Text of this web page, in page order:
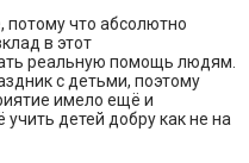
потому что абсолютно
в этот
реальную помощь людям.
с детьми, поэтому
имело ещё и
детей добру как не на